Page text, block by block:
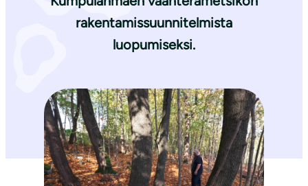
rakentamissuunnitelmista
luopumiseksi.